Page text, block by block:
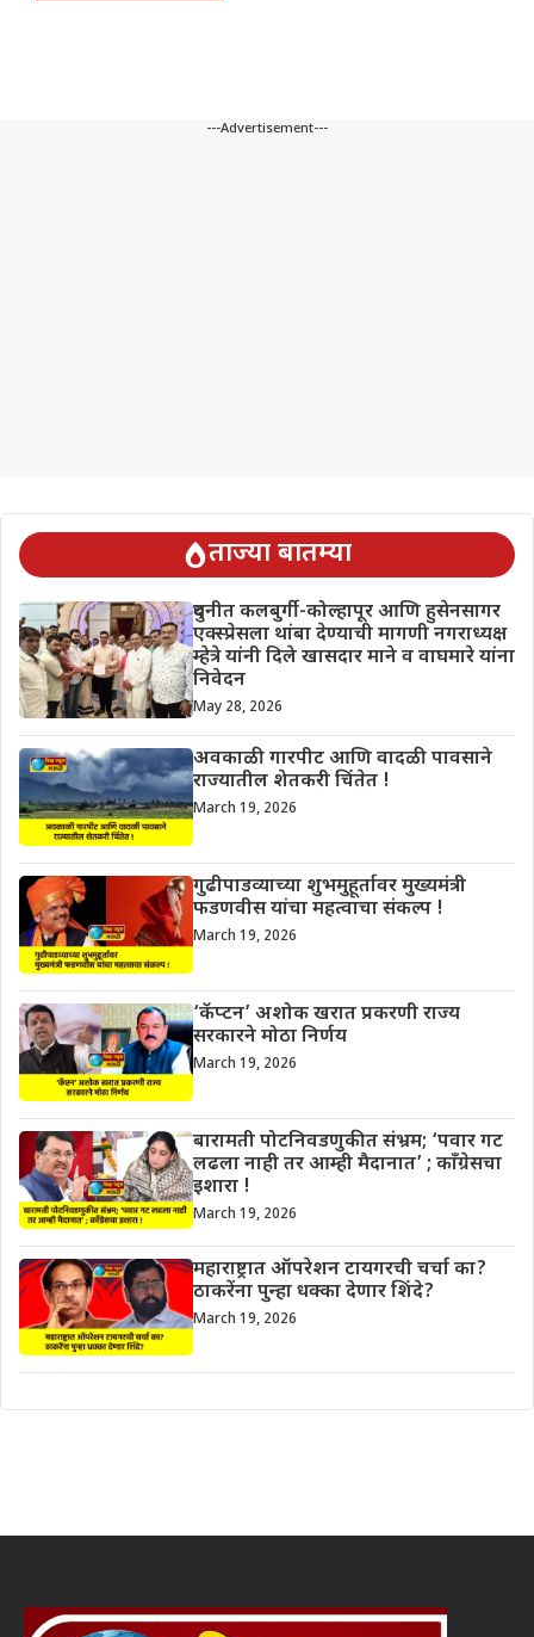
---Advertisement---
ताज्या बातम्या
दुधनीत कलबुर्गी-कोल्हापूर आणि हुसेनसागर
एक्स्प्रेसला थांबा देण्याची मागणी नगराध्यक्ष
म्हेत्रे यांनी दिले खासदार माने व वाघमारे यांना
निवेदन
May 28, 2026
अवकाळी गारपीट आणि वादळी पावसाने
राज्यातील शेतकरी चिंतेत !
March 19, 2026
गुढीपाडव्याच्या शुभमुहूर्तावर मुख्यमंत्री
फडणवीस यांचा महत्वाचा संकल्प !
March 19, 2026
‘कॅप्टन’ अशोक खरात प्रकरणी राज्य
सरकारने मोठा निर्णय
March 19, 2026
बारामती पोटनिवडणुकीत संभ्रम; ‘पवार गट
लढला नाही तर आम्ही मैदानात’ ; काँग्रेसचा
इशारा !
March 19, 2026
महाराष्ट्रात ऑपरेशन टायगरची चर्चा का?
ठाकरेंना पुन्हा धक्का देणार शिंदे?
March 19, 2026